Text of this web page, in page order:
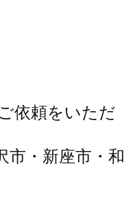
依頼をいただ
市・新座市・和